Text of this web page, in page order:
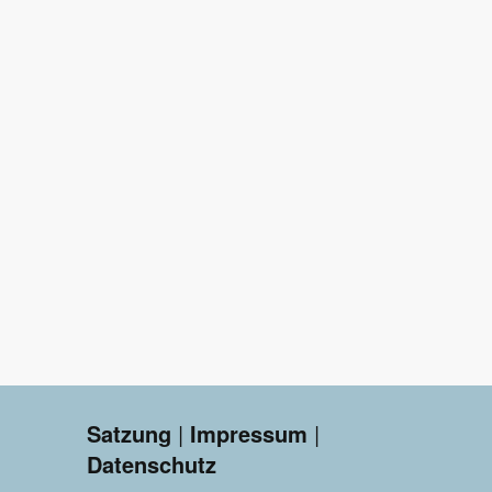
Satzung | Impressum |
Datenschutz